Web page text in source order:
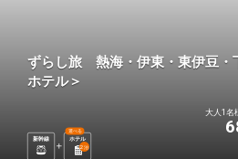
ずらし旅 熱海・伊東・東伊豆・
ホテル＞
新幹線 ホテル
選べる
2泊
大人1名